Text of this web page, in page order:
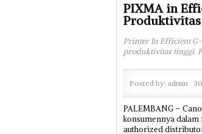
PIXMA in
Printer In Efficient G-
produktivitas tinggi.
Posted by: admin
PALEMBANG –
konsumennya
authorized